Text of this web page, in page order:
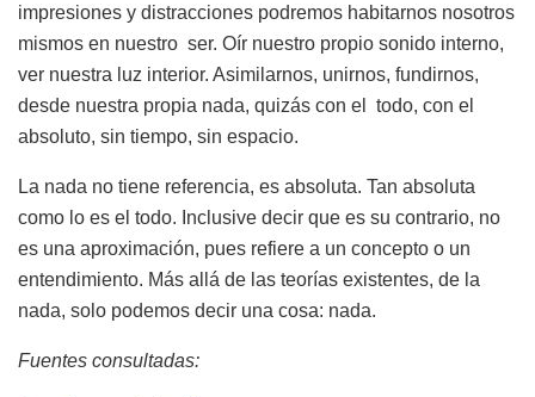
impresiones y distracciones podremos habitarnos nosotros
mismos en nuestro ser. Oír nuestro propio sonido interno,
ver nuestra luz interior. Asimilarnos, unirnos, fundirnos,
desde nuestra propia nada, quizás con el todo, con el
absoluto, sin tiempo, sin espacio.
La nada no tiene referencia, es absoluta. Tan absoluta
como lo es el todo. Inclusive decir que es su contrario, no
es una aproximación, pues refiere a un concepto o un
entendimiento. Más allá de las teorías existentes, de la
nada, solo podemos decir una cosa: nada.
Fuentes consultadas: